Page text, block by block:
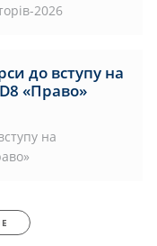
2026
до вступу на
«Право»
на